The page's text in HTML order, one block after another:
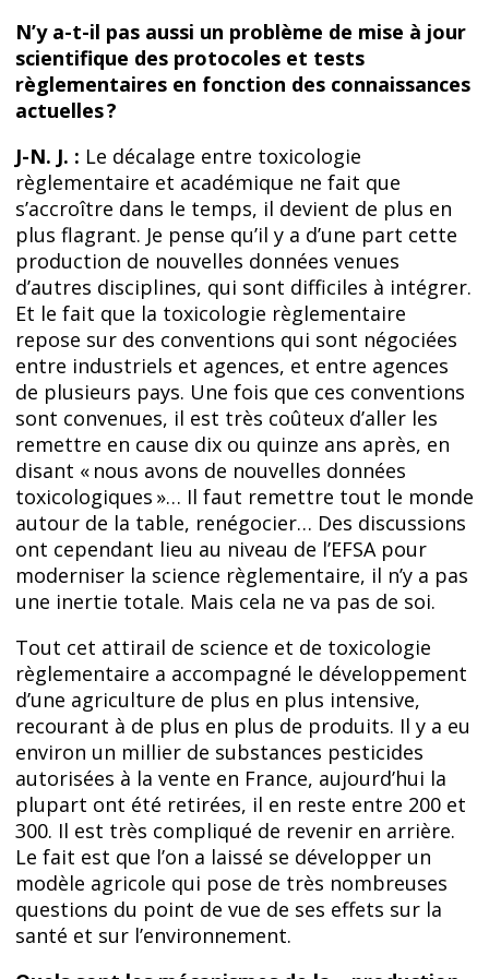
N’y a-t-il pas aussi un problème de mise à jour
scientifique des protocoles et tests
règlementaires en fonction des connaissances
actuelles ?
J-N. J. : Le décalage entre toxicologie
règlementaire et académique ne fait que
s’accroître dans le temps, il devient de plus en
plus flagrant. Je pense qu’il y a d’une part cette
production de nouvelles données venues
d’autres disciplines, qui sont difficiles à intégrer.
Et le fait que la toxicologie règlementaire
repose sur des conventions qui sont négociées
entre industriels et agences, et entre agences
de plusieurs pays. Une fois que ces conventions
sont convenues, il est très coûteux d’aller les
remettre en cause dix ou quinze ans après, en
disant « nous avons de nouvelles données
toxicologiques »… Il faut remettre tout le monde
autour de la table, renégocier… Des discussions
ont cependant lieu au niveau de l’EFSA pour
moderniser la science règlementaire, il n’y a pas
une inertie totale. Mais cela ne va pas de soi.
Tout cet attirail de science et de toxicologie
règlementaire a accompagné le développement
d’une agriculture de plus en plus intensive,
recourant à de plus en plus de produits. Il y a eu
environ un millier de substances pesticides
autorisées à la vente en France, aujourd’hui la
plupart ont été retirées, il en reste entre 200 et
300. Il est très compliqué de revenir en arrière.
Le fait est que l’on a laissé se développer un
modèle agricole qui pose de très nombreuses
questions du point de vue de ses effets sur la
santé et sur l’environnement.